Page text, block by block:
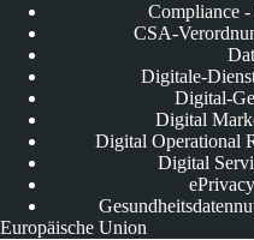
Compliance
CSA-
Digitale-
Digital-
Digital
Digital Operational
Digital
Europäische Union